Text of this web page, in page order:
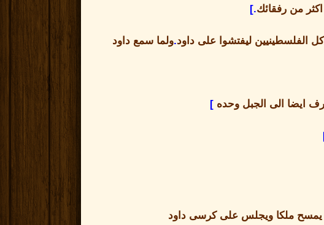
من رفقائك.]
الفلسطينيين ليفتشوا على داود.ولما سمع داود
ايضا الى الجبل وحده ]
يمسح ملكا ويجلس على كرسى داود